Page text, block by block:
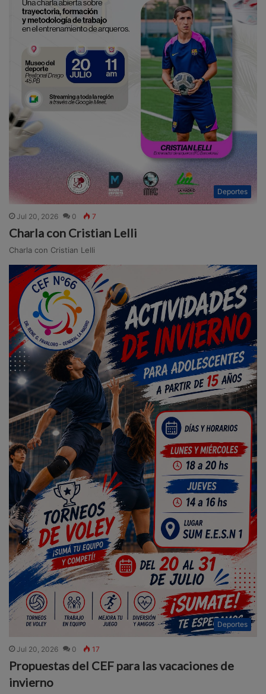
Deportes
Jul 20, 2026 0 7
Charla con Cristian Lelli
Charla con Cristian Lelli
Deportes
Jul 20, 2026 0 17
Propuestas del CEF para las vacaciones de
invierno